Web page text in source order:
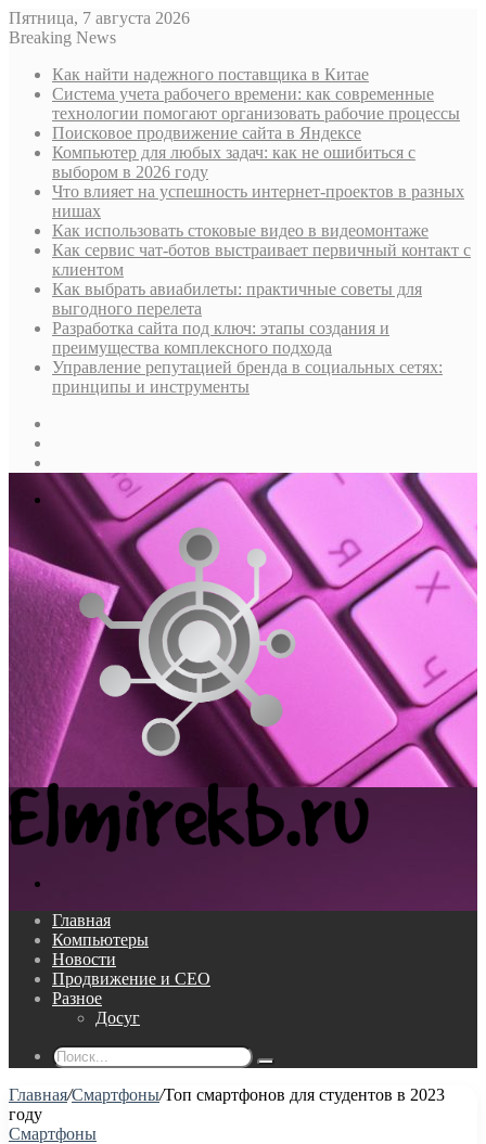
Пятница, 7 августа 2026
Breaking News
Как найти надежного поставщика в Китае
Система учета рабочего времени: как современные
технологии помогают организовать рабочие процессы
Поисковое продвижение сайта в Яндексе
Компьютер для любых задач: как не ошибиться с
выбором в 2026 году
Что влияет на успешность интернет-проектов в разных
нишах
Как использовать стоковые видео в видеомонтаже
Как сервис чат-ботов выстраивает первичный контакт с
клиентом
Как выбрать авиабилеты: практичные советы для
выгодного перелета
Разработка сайта под ключ: этапы создания и
преимущества комплексного подхода
Управление репутацией бренда в социальных сетях:
принципы и инструменты
In
Меню
Главная
Компьютеры
Новости
Продвижение и СЕО
Разное
Досуг
Поиск...
Главная/Смартфоны/Топ смартфонов для студентов в 2023
году
Смартфоны